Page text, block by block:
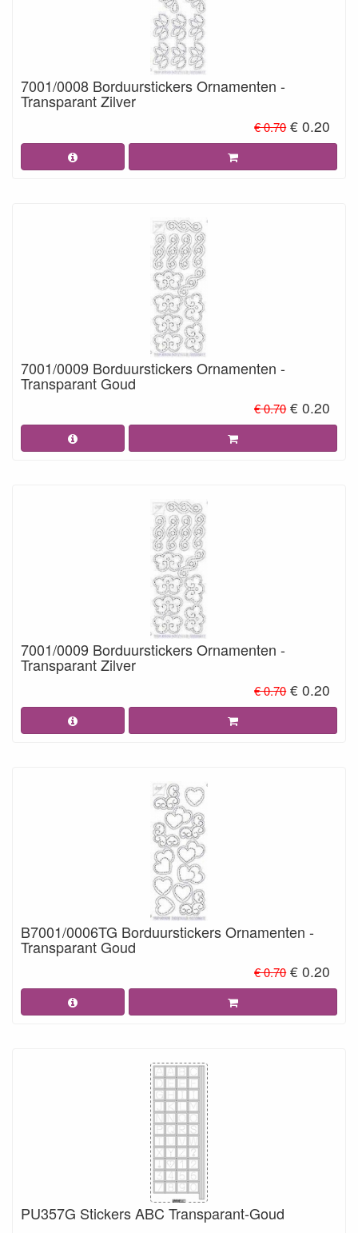
7001/0008 Borduurstickers Ornamenten -
Transparant Zilver
€ 0.70 € 0.20
7001/0009 Borduurstickers Ornamenten -
Transparant Goud
€ 0.70 € 0.20
7001/0009 Borduurstickers Ornamenten -
Transparant Zilver
€ 0.70 € 0.20
B7001/0006TG Borduurstickers Ornamenten -
Transparant Goud
€ 0.70 € 0.20
PU357G Stickers ABC Transparant-Goud